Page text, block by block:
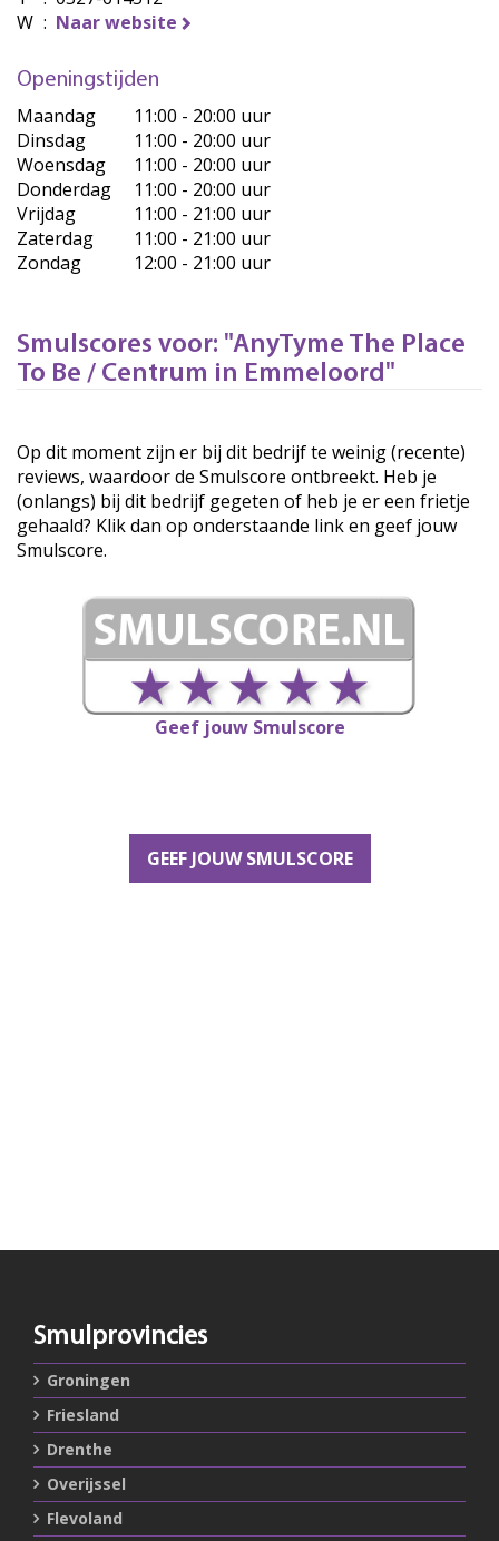
W : Naar website
Openingstijden
Maandag
11:00 - 20:00 uur
Dinsdag
11:00 - 20:00 uur
Woensdag
11:00 - 20:00 uur
Donderdag
11:00 - 20:00 uur
Vrijdag
11:00 - 21:00 uur
Zaterdag
11:00 - 21:00 uur
Zondag
12:00 - 21:00 uur
Smulscores voor: "AnyTyme The Place
To Be / Centrum in Emmeloord"
Op dit moment zijn er bij dit bedrijf te weinig (recente)
reviews, waardoor de Smulscore ontbreekt. Heb je
(onlangs) bij dit bedrijf gegeten of heb je er een frietje
gehaald? Klik dan op onderstaande link en geef jouw
Smulscore.
Geef jouw Smulscore
GEEF JOUW SMULSCORE
Smulprovincies
Groningen
Friesland
Drenthe
Overijssel
Flevoland